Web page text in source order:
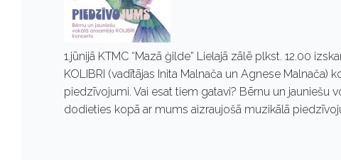
1.jūnijā KTMC “Mazā ģilde” Lielajā zālē plkst. 12.00
KOLIBRI (vadītājas Inita Malnača un Agnese Malnača)
piedzīvojumi. Vai esat tiem gatavi? Bērnu un jauniešu
dodieties kopā ar mums aizraujošā muzikālā